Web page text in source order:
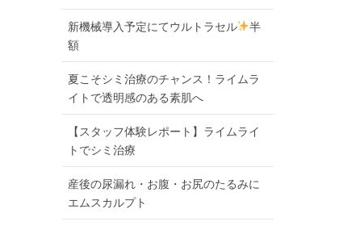
新機械導入予定にてウルトラセル
半
額
夏こそシミ治療のチャンス！ライムラ
イトで透明感のある素肌へ
【スタッフ体験レポート】ライムライ
トでシミ治療
産後の尿漏れ・お腹・お尻のたるみに
エムスカルプト